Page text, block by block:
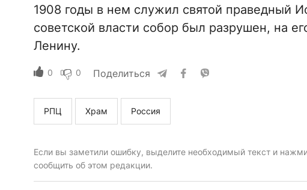
1908 годы в нем служил святой праведный
советской власти собор был разрушен, на
Ленину.
0 0 Поделиться
РПЦ Храм Россия
Если вы заметили ошибку, выделите необходимый текст и
сообщить об этом редакции.